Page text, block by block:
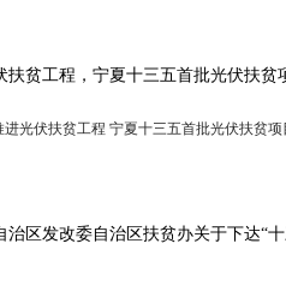
贫工程，宁夏十三五首批光伏扶贫
区发改委自治区扶贫办关于下达“